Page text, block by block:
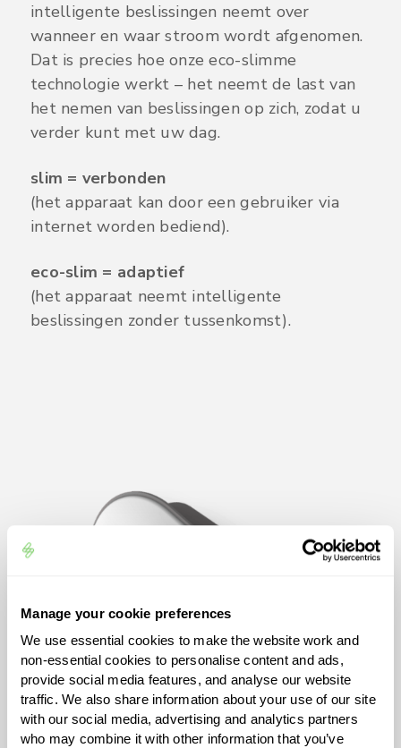
Manage your cookie preferences
We use essential cookies to make the website work and
non-essential cookies to personalise content and ads,
provide social media features, and analyse our website
traffic. We also share information about your use of our site
with our social media, advertising and analytics partners
who may combine it with other information that you’ve
intelligente beslissingen neemt over
wanneer en waar stroom wordt afgenomen.
Dat is precies hoe onze eco-slimme
technologie werkt – het neemt de last van
het nemen van beslissingen op zich, zodat u
verder kunt met uw dag.
slim = verbonden
(het apparaat kan door een gebruiker via
internet worden bediend).
eco-slim = adaptief
(het apparaat neemt intelligente
beslissingen zonder tussenkomst).